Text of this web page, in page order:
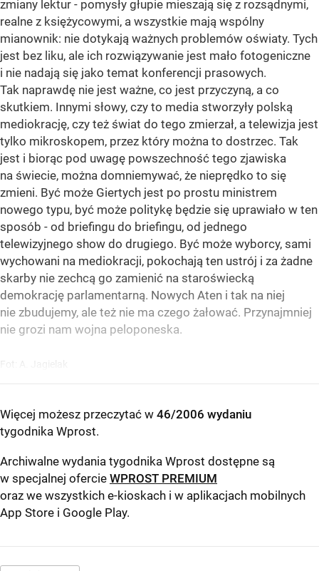
zmiany lektur - pomysły głupie mieszają się z rozsądnymi,
realne z księżycowymi, a wszystkie mają wspólny
mianownik: nie dotykają ważnych problemów oświaty. Tych
jest bez liku, ale ich rozwiązywanie jest mało fotogeniczne
i nie nadają się jako temat konferencji prasowych.
Tak naprawdę nie jest ważne, co jest przyczyną, a co
skutkiem. Innymi słowy, czy to media stworzyły polską
mediokrację, czy też świat do tego zmierzał, a telewizja jest
tylko mikroskopem, przez który można to dostrzec. Tak
jest i biorąc pod uwagę powszechność tego zjawiska
na świecie, można domniemywać, że nieprędko to się
zmieni. Być może Giertych jest po prostu ministrem
nowego typu, być może politykę będzie się uprawiało w ten
sposób - od briefingu do briefingu, od jednego
telewizyjnego show do drugiego. Być może wyborcy, sami
wychowani na mediokracji, pokochają ten ustrój i za żadne
skarby nie zechcą go zamienić na staroświecką
demokrację parlamentarną. Nowych Aten i tak na niej
nie zbudujemy, ale też nie ma czego żałować. Przynajmniej
nie grozi nam wojna peloponeska.
Fot: A. Jagielak
Więcej możesz przeczytać w 46/2006 wydaniu
tygodnika Wprost.
Archiwalne wydania tygodnika Wprost dostępne są
w specjalnej ofercie WPROST PREMIUM
oraz we wszystkich e-kioskach i w aplikacjach mobilnych
App Store i Google Play.